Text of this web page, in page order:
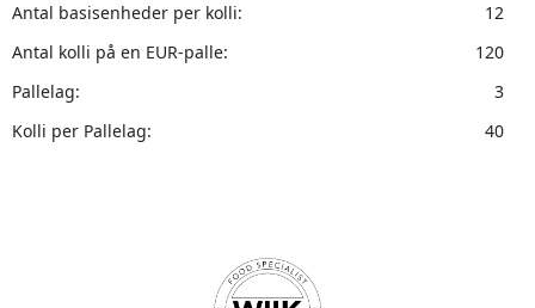
Antal basisenheder per kolli:
12
Antal kolli på en EUR-palle:
120
Pallelag:
3
Kolli per Pallelag:
40